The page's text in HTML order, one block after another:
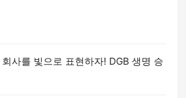
사를 빛으로 표현하자! DGB 생명 승